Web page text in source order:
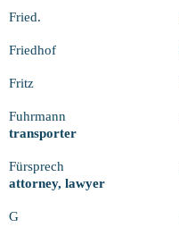
Fried.
Friedhof
Fritz
Fuhrmann
transporter
Fürsprech
attorney, lawyer
G